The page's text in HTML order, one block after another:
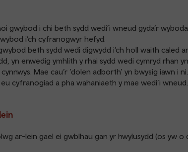
gwybod i chi beth sydd wedi’i wneud gyda’r
i’ch cyfranogwyr hefyd.
beth sydd wedi digwydd i’ch holl waith caled
yn enwedig ymhlith y rhai sydd wedi cymryd rhan
Mae cau’r ‘dolen adborth’ yn bwysig iawn i
cyfranogiad a pha wahaniaeth y mae wedi’i wneud.
ar-lein gael ei gwblhau gan yr hwylusydd (os yw